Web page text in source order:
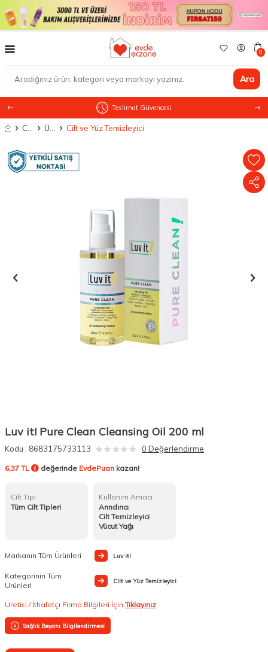
Ara
0
Teslimat Güvencesi
Anasayfa Cilt ve Yüz Temizleyici
Luv it! Pure Clean Cleansing Oil 200 ml
Kodu : 8683175733113 0 Değerlendirme
6,37 TL değerinde EvdePuan kazan!
Cilt Tipi
Tüm Cilt Tipleri
Kullanım Amacı
Arındırıcı
Cilt Temizleyici
Vücut Yağı
Markanın Tüm Ürünleri Luv it!
Kategorinin Tüm
Ürünleri
Cilt ve Yüz Temizleyici
Üretici / İthalatçı Firma Bilgileri İçin Tıklayınız
Sağlık Beyanı Bilgilendirmesi